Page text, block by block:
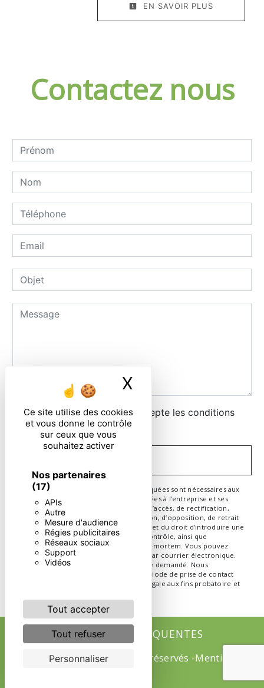
Ce site utilise des cookies
et vous donne le contrôle
sur ceux que vous
souhaitez activer
Nos partenaires
(17)
APIs
Autre
Mesure d'audience
Régies publicitaires
Réseaux sociaux
Support
Vidéos
Tout accepter
Tout refuser
Personnaliser
X
EN SAVOIR PLUS
Contactez nous
En cochant cette case, j'accepte les conditions
particulières ci-dessous **
** Les données personnelles communiquées sont nécessaires aux
fins de vous contacter. Elles sont destinées à l'entreprise et ses
sous-traitants. Vous disposez de droits d’accès, de rectification,
d’effacement, de portabilité, de limitation, d’opposition, de retrait
de votre consentement à tout moment et du droit d’introduire une
réclamation auprès d’une autorité de contrôle, ainsi que
d’organiser le sort de vos données post-mortem. Vous pouvez
exercer ces droits par voie postale ou par courrier électronique.
Un justificatif d'identité pourra vous être demandé. Nous
conservons vos données pendant la période de prise de contact
puis pendant la durée de prescription légale aux fins probatoire et
RECHERCHES FRÉQUENTES
Vistalid- 2026 - Tous droits réservés -Mentions